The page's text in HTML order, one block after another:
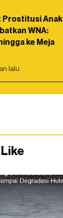
Prostitusi Anak
WNA:
ke Meja
lalu